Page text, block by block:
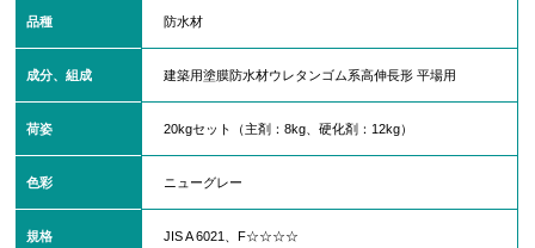
品種 防水材
成分、組成 建築用塗膜防水材ウレタンゴム系高伸長形 平場用
荷姿 20kgセット（主剤：8kg、硬化剤：12kg）
色彩 ニューグレー
規格 JIS A 6021、F☆☆☆☆